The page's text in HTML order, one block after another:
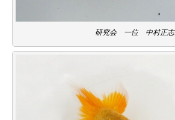
研究会 一位 中村正志